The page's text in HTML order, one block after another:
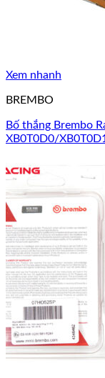
Xem nhanh
BREMBO
Bố thắng Brembo
XB0T0D0/